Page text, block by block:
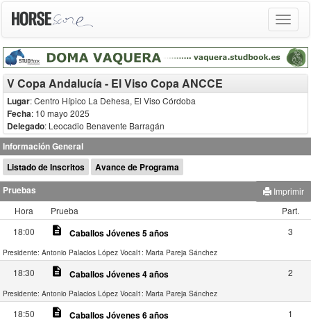
Toggle
V Copa Andalucía - El Viso Copa ANCCE
Lugar: Centro Hípico La Dehesa, El Viso Córdoba
Fecha: 10 mayo 2025
Delegado: Leocadio Benavente Barragán
Información General
Listado de Inscritos
Avance de Programa
Pruebas
Imprimir
Hora
Prueba
Part.
18:00
description Caballos Jóvenes 5 años 3
Presidente: Antonio Palacios López Vocal1: Marta Pareja Sánchez
18:30 description Caballos Jóvenes 4 años 2
Presidente: Antonio Palacios López Vocal1: Marta Pareja Sánchez
18:50 description Caballos Jóvenes 6 años 1